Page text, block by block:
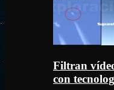
Filtran
con